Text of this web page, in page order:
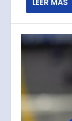
LEER MÁS